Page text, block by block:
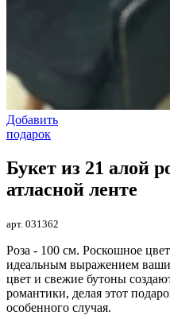
Добавить
подарок
Букет из 21 алой
атласной ленте
арт. 031362
Роза - 100 см. Роскошное
идеальным выражением
цвет и свежие бутоны
романтики, делая этот
особенного случая.